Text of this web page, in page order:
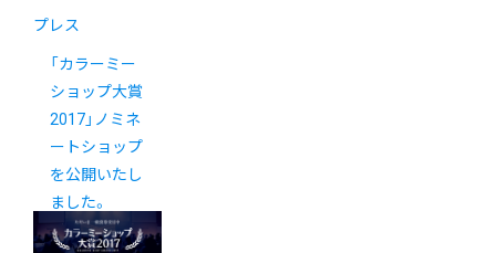
プレス
「カラーミー
ショップ大賞
2017」ノミネ
ートショップ
を公開いたし
ました。